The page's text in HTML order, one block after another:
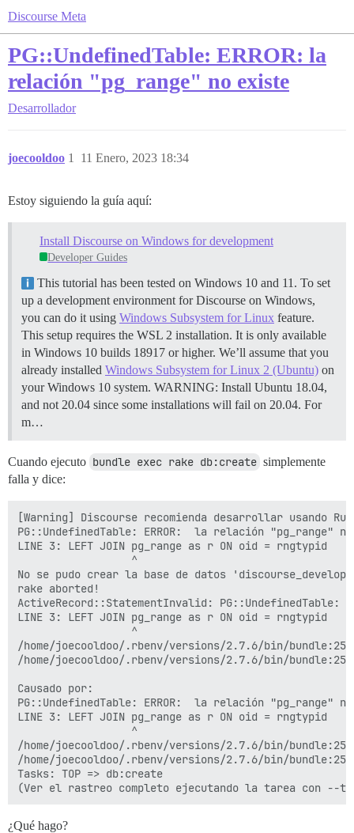
Discourse Meta
PG::UndefinedTable: ERROR: la
relación "pg_range" no existe
Desarrollador
joecooldoo 11 Enero, 2023 18:34
1
Estoy siguiendo la guía aquí:
Install Discourse on Windows for development
Developer Guides
This tutorial has been tested on Windows 10 and 11. To set
up a development environment for Discourse on Windows,
you can do it using Windows Subsystem for Linux feature.
This setup requires the WSL 2 installation. It is only available
in Windows 10 builds 18917 or higher. We’ll assume that you
already installed Windows Subsystem for Linux 2 (Ubuntu) on
your Windows 10 system. WARNING: Install Ubuntu 18.04,
and not 20.04 since some installations will fail on 20.04. For
m…
Cuando ejecuto bundle exec rake db:create simplemente
falla y dice:
[Warning] Discourse recomienda desarrollar usando
PG::UndefinedTable: ERROR:  la relación "pg_range"
LINE 3: LEFT JOIN pg_range as r ON oid = rngtypid
                  ^
No se pudo crear la base de datos
rake aborted!
ActiveRecord::StatementInvalid: PG::UndefinedTable:
LINE 3: LEFT JOIN pg_range as r ON oid = rngtypid
                  ^
/home/joecooldoo/.rbenv/versions/2.7.6/bin/
/home/joecooldoo/.rbenv/versions/2.7.6/bin/
Causado por:
PG::UndefinedTable: ERROR:  la relación "pg_range"
LINE 3: LEFT JOIN pg_range as r ON oid = rngtypid
                  ^
/home/joecooldoo/.rbenv/versions/2.7.6/bin/
/home/joecooldoo/.rbenv/versions/2.7.6/bin/
Tasks: TOP => db:create
¿Qué hago?